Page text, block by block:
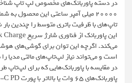
در دسته پاوربانک‌های مخصوص لپ تاپ
20000 میلی آمپر ساعتی این محصول
تاپ‌های با ظرفیت باتری متوسط را چندین بار
می‌کند. اگرچه این توان برای گوشی‌های
است و می‌تواند نیاز لپ‌تاپ‌های مالتی مدیا را
در مقایسه با پاوربانک‌هایی که برای لپ‌تاپ